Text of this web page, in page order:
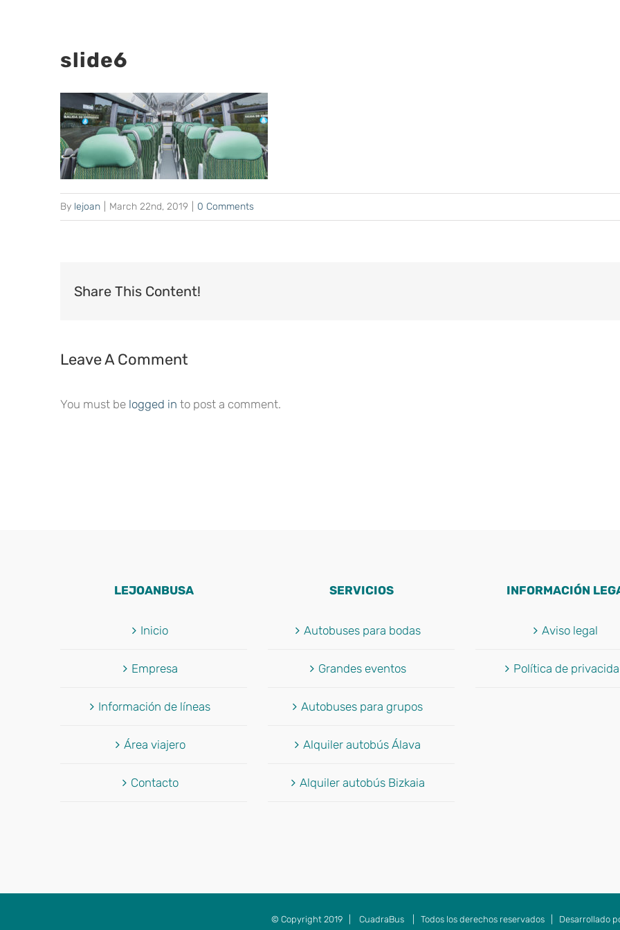
slide6
By lejoan March 22nd, 2019 0 Comments
Share This Content!
Leave A Comment
You must be logged in to post a comment.
LEJOANBUSA
Inicio
Empresa
Información de líneas
Área viajero
Contacto
SERVICIOS
Autobuses para bodas
Grandes eventos
Autobuses para grupos
Alquiler autobús Álava
Alquiler autobús Bizkaia
INFORMACIÓN
Aviso legal
Política de
© Copyright 2019 | CuadraBus | Todos los derechos reservados | Desarrollado